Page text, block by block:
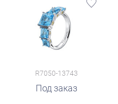
R7050-13743
Под заказ
руб.